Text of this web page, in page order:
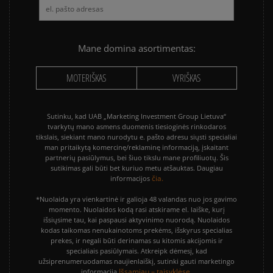
Mane domina asortimentas:
MOTERIŠKAS VYRIŠKAS
Sutinku, kad UAB „Marketing Investment Group Lietuva“
tvarkytų mano asmens duomenis tiesioginės rinkodaros
tikslais, siekiant mano nurodytu e. pašto adresu siųsti specialiai
man pritaikytą komercinę/reklaminę informaciją, įskaitant
partnerių pasiūlymus, bei šiuo tikslu mane profiliuotų. Šis
sutikimas gali būti bet kuriuo metu atšauktas. Daugiau
informacijos čia.
*Nuolaida yra vienkartinė ir galioja 48 valandas nuo jos gavimo
momento. Nuolaidos kodą rasi atskirame el. laiške, kurį
išsiųsime tau, kai paspausi aktyvinimo nuorodą. Nuolaidos
kodas taikomas nenukainotoms prekėms, išskyrus specialias
prekes, ir negali būti derinamas su kitomis akcijomis ir
specialiais pasiūlymais. Atkreipk dėmesį, kad
užsiprenumeruodamas naujienlaiškį, sutinki gauti marketingo